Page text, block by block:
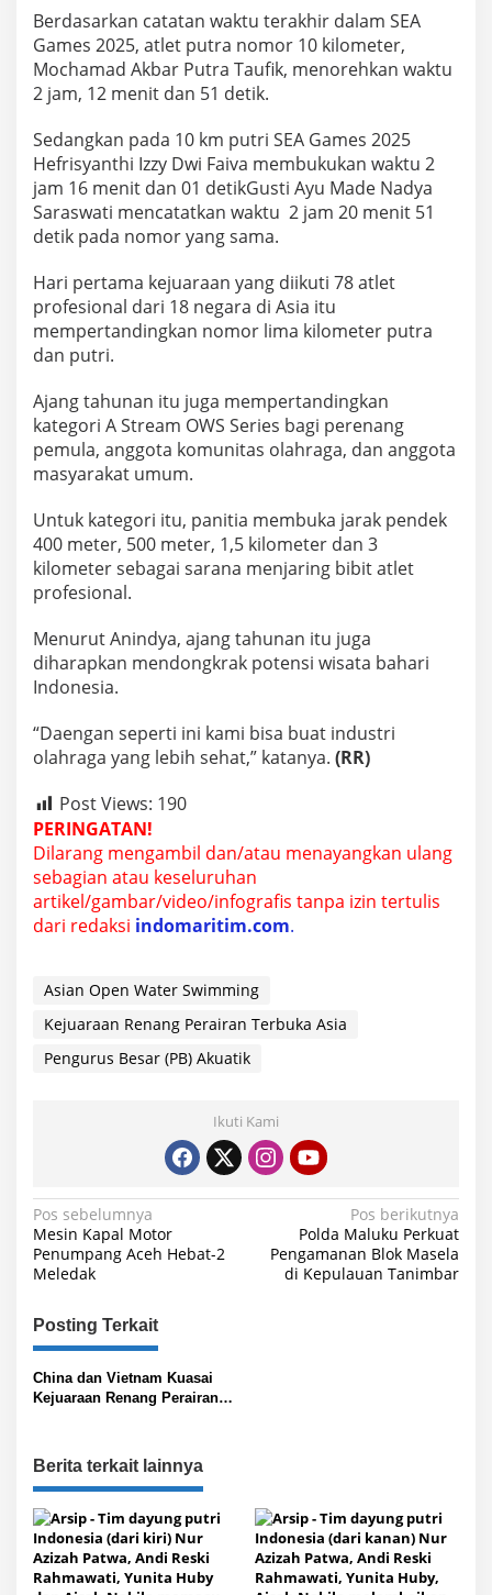
a
r
a
T
e
r
b
u
a
s
i
a
Berdasarkan catatan waktu terakhir dalam SEA
Games 2025, atlet putra nomor 10 kilometer,
Mochamad Akbar Putra Taufik, menorehkan waktu
2 jam, 12 menit dan 51 detik.
Sedangkan pada 10 km putri SEA Games 2025
Hefrisyanthi Izzy Dwi Faiva membukukan waktu 2
jam 16 menit dan 01 detikGusti Ayu Made Nadya
Saraswati mencatatkan waktu 2 jam 20 menit 51
detik pada nomor yang sama.
Hari pertama kejuaraan yang diikuti 78 atlet
profesional dari 18 negara di Asia itu
mempertandingkan nomor lima kilometer putra
dan putri.
Ajang tahunan itu juga mempertandingkan
kategori A Stream OWS Series bagi perenang
pemula, anggota komunitas olahraga, dan anggota
masyarakat umum.
Untuk kategori itu, panitia membuka jarak pendek
400 meter, 500 meter, 1,5 kilometer dan 3
kilometer sebagai sarana menjaring bibit atlet
profesional.
Menurut Anindya, ajang tahunan itu juga
diharapkan mendongkrak potensi wisata bahari
Indonesia.
“Daengan seperti ini kami bisa buat industri
olahraga yang lebih sehat,” katanya. (RR)
Post Views: 190
PERINGATAN!
Dilarang mengambil dan/atau menayangkan ulang
sebagian atau keseluruhan
artikel/gambar/video/infografis tanpa izin tertulis
dari redaksi indomaritim.com.
Asian Open Water Swimming
Kejuaraan Renang Perairan Terbuka Asia
Pengurus Besar (PB) Akuatik
Ikuti Kami
N
a
v
i
g
a
s
p
o
s
Pos sebelumnya
Mesin Kapal Motor
Penumpang Aceh Hebat-2
Meledak
Pos berikutnya
Polda Maluku Perkuat
Pengamanan Blok Masela
di Kepulauan Tanimbar
Posting Terkait
China dan Vietnam Kuasai
Kejuaraan Renang Perairan
Berita terkait lainnya